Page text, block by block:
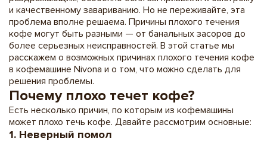
и качественному завариванию. Но не переживайте, эта
проблема вполне решаема. Причины плохого течения
кофе могут быть разными — от банальных засоров до
более серьезных неисправностей. В этой статье мы
расскажем о возможных причинах плохого течения кофе
в кофемашине Nivona и о том, что можно сделать для
решения проблемы.
Почему плохо течет кофе?
Есть несколько причин, по которым из кофемашины
может плохо течь кофе. Давайте рассмотрим основные:
1. Неверный помол